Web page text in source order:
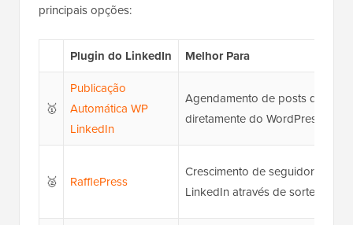
principais opções:
Plugin do LinkedIn Melhor Para
🥇
Publicação
Automática WP
LinkedIn
Agendamento de posts do
diretamente do WordPress
🥈 RafflePress
Crescimento de seguidores e
LinkedIn através de sorteios